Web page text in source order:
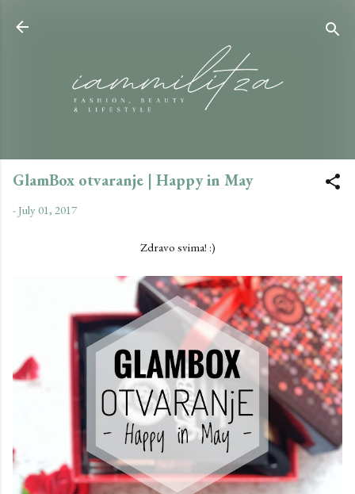
GlamBox otvaranje | Happy in May
-July 01, 2017
Zdravo svima! :)